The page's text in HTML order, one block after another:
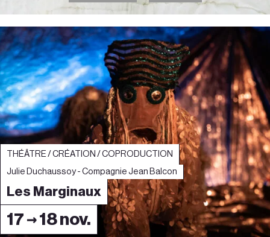
17 → 18 nov.
THÉÂTRE / CRÉATION / COPRODUCTION
Julie Duchaussoy - Compagnie Jean Balcon
Les Marginaux